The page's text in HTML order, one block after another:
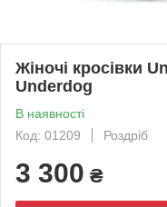
Жіночі кросівки
Underdog
В наявності
Код: 01209
Роздріб
3 300 ₴